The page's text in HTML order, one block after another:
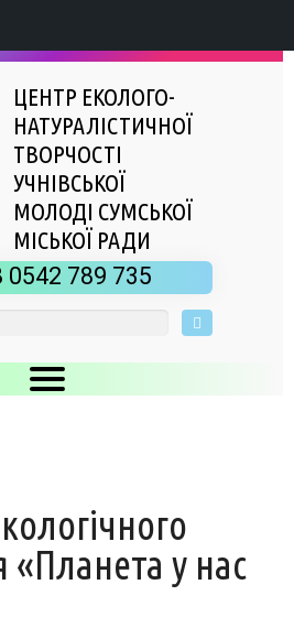
ЦЕНТР ЕКОЛОГО-
НАТУРАЛІСТИЧНОЇ
ТВОРЧОСТІ
УЧНІВСЬКОЇ
МОЛОДІ СУМСЬКОЇ
МІСЬКОЇ РАДИ
0542 789 735
заклад
Історіяпроцес
«Планета у нас